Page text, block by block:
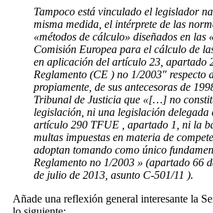
Tampoco está vinculado el legislador
misma medida, el intérprete de las
«métodos de cálculo» diseñados en las
Comisión Europea para el cálculo de
en aplicación del artículo 23, apartado
Reglamento (CE ) no 1/2003″ respecto
propiamente, de sus antecesoras de
Tribunal de Justicia que «[…] no
legislación, ni una legislación delegada
artículo 290 TFUE , apartado 1, ni la
multas impuestas en materia de
adoptan tomando como único
Reglamento no 1/2003 » (apartado 66
de julio de 2013, asunto C-501/11 ).
Añade una reflexión general interesante la